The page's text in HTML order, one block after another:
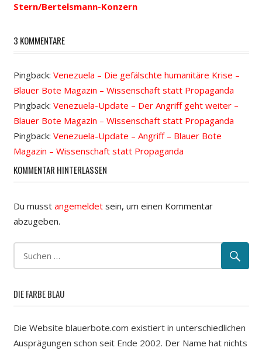
Stern/Bertelsmann-Konzern
3 KOMMENTARE
Pingback: Venezuela – Die gefälschte humanitäre Krise –
Blauer Bote Magazin – Wissenschaft statt Propaganda
Pingback: Venezuela-Update – Der Angriff geht weiter –
Blauer Bote Magazin – Wissenschaft statt Propaganda
Pingback: Venezuela-Update – Angriff – Blauer Bote
Magazin – Wissenschaft statt Propaganda
KOMMENTAR HINTERLASSEN
Du musst angemeldetsein, um einen Kommentar
abzugeben.
DIE FARBE BLAU
Die Website blauerbote.com existiert in unterschiedlichen
Ausprägungen schon seit Ende 2002. Der Name hat nichts